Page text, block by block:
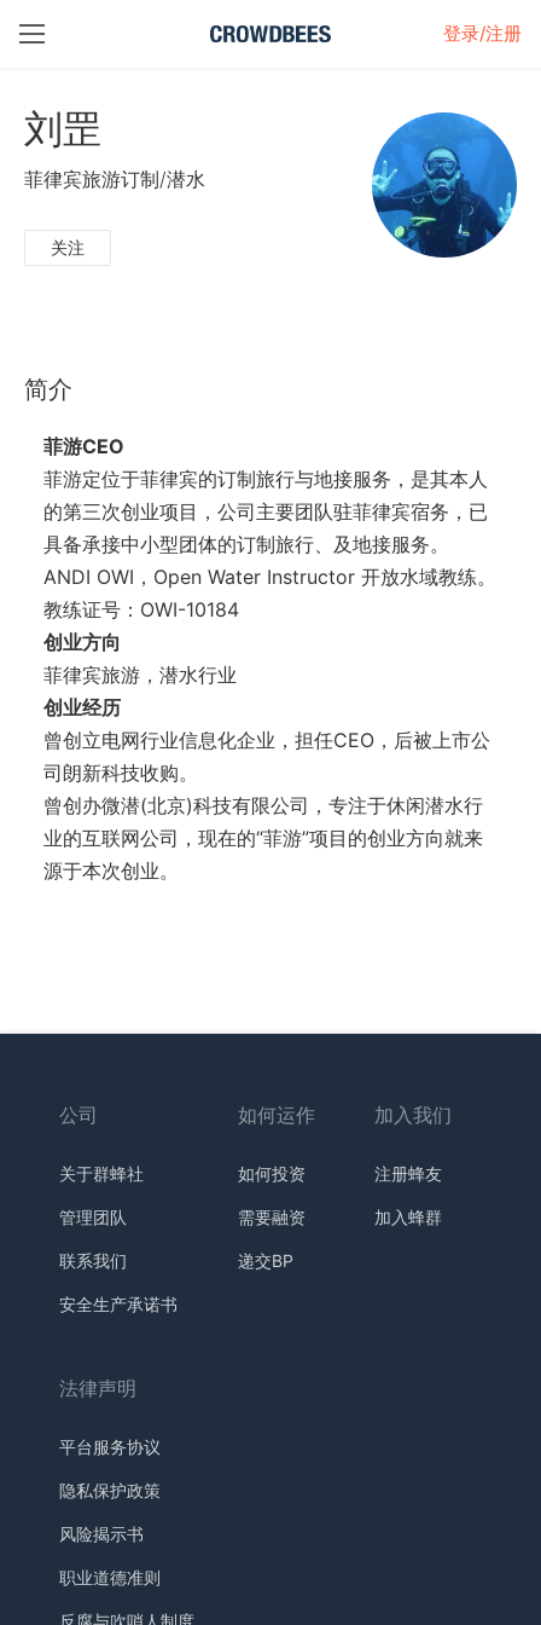
登录/注册
刘罡
菲律宾旅游订制/潜水
关注
简介
菲游CEO
菲游定位于菲律宾的订制旅行与地接服务，是其本人
的第三次创业项目，公司主要团队驻菲律宾宿务，已
具备承接中小型团体的订制旅行、及地接服务。
ANDI OWI，Open Water Instructor 开放水域教练。
教练证号：OWI-10184
创业方向
菲律宾旅游，潜水行业
创业经历
曾创立电网行业信息化企业，担任CEO，后被上市公
司朗新科技收购。
曾创办微潜(北京)科技有限公司，专注于休闲潜水行
业的互联网公司，现在的“菲游”项目的创业方向就来
源于本次创业。
公司
关于群蜂社
管理团队
联系我们
安全生产承诺书
如何运作
如何投资
需要融资
递交BP
加入我们
注册蜂友
加入蜂群
法律声明
平台服务协议
隐私保护政策
风险揭示书
职业道德准则
反腐与吹哨人制度